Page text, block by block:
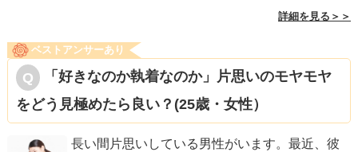
詳細を見る＞＞
ベストアンサーあり
「好きなのか執着なのか」片思いのモヤモヤ
をどう見極めたら良い？(25歳・女性）
長い間片思いしている男性がいます。最近、彼